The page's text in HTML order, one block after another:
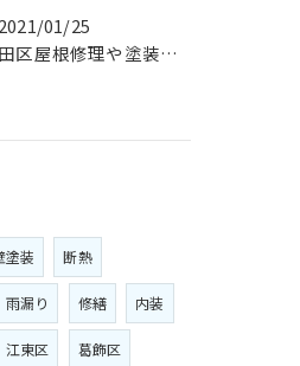
2021/01/25
墨田区屋根修理や塗装工事は、【人気のナカオ塗装へ！】
塗装 断熱
雨漏り 修繕 内装
江東区 葛飾区